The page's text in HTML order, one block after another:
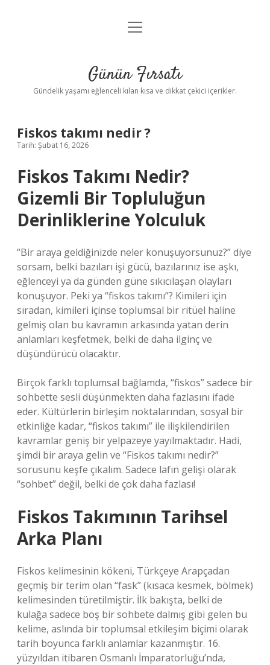
Anasayfa
Yasal Uyarı
menüyü
Günün Fırsatı
Gündelik yaşamı eğlenceli kılan kısa ve dikkat çekici içerikler.
Fiskos takımı nedir ?
Tarih: Şubat 16, 2026
Fiskos Takımı Nedir?
Gizemli Bir Topluluğun
Derinliklerine Yolculuk
“Bir araya geldiğinizde neler konuşuyorsunuz?” diye
sorsam, belki bazıları işi gücü, bazılarınız ise aşkı,
eğlenceyi ya da günden güne sıkıcılaşan olayları
konuşuyor. Peki ya “fiskos takımı”? Kimileri için
sıradan, kimileri içinse toplumsal bir ritüel haline
gelmiş olan bu kavramın arkasında yatan derin
anlamları keşfetmek, belki de daha ilginç ve
düşündürücü olacaktır.
Birçok farklı toplumsal bağlamda, “fiskos” sadece bir
sohbette sesli düşünmekten daha fazlasını ifade
eder. Kültürlerin birleşim noktalarından, sosyal bir
etkinliğe kadar, “fiskos takımı” ile ilişkilendirilen
kavramlar geniş bir yelpazeye yayılmaktadır. Hadi,
şimdi bir araya gelin ve “Fiskos takımı nedir?”
sorusunu keşfe çıkalım. Sadece lafın gelişi olarak
“sohbet” değil, belki de çok daha fazlası!
Fiskos Takımının Tarihsel
Arka Planı
Fiskos kelimesinin kökeni, Türkçeye Arapçadan
geçmiş bir terim olan “fask” (kısaca kesmek, bölmek)
kelimesinden türetilmiştir. İlk bakışta, belki de
kulağa sadece boş bir sohbete dalmış gibi gelen bu
kelime, aslında bir toplumsal etkileşim biçimi olarak
tarih boyunca farklı anlamlar kazanmıştır. 16.
yüzyıldan itibaren Osmanlı İmparatorluğu’nda,